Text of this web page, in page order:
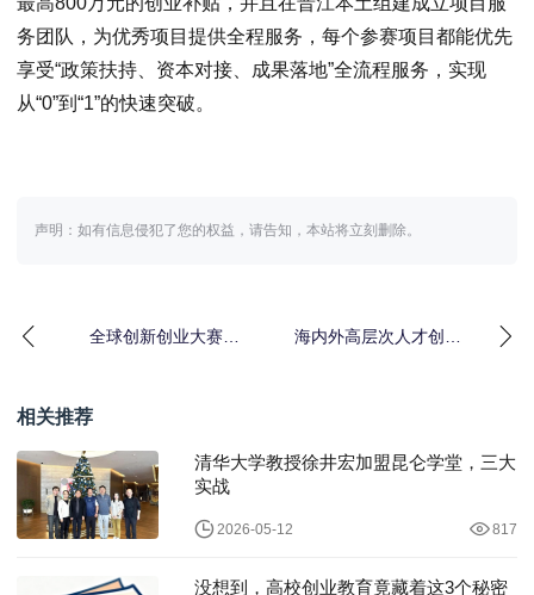
务团队，为优秀项目提供全程服务，每个参赛项目都能优先
享受“政策扶持、资本对接、成果落地”全流程服务，实现
从“0”到“1”的快速突破。
声明：如有信息侵犯了您的权益，请告知，本站将立刻删除。
全球创新创业大赛落
海内外高层次人才创新
相关推荐
清华大学教授徐井宏加盟昆仑学堂，三大
实战
2026-05-12 817
没想到，高校创业教育竟藏着这3个秘密